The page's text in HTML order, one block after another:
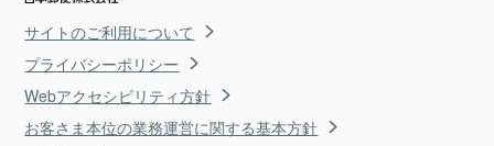
サイトのご利用について
プライバシーポリシー
Webアクセシビリティ方針
お客さま本位の業務運営に関する基本方針